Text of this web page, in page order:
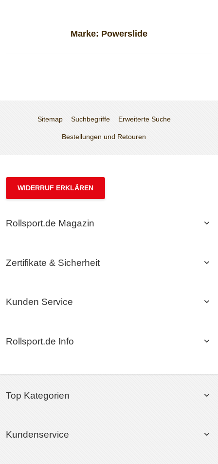
Marke: Powerslide
Sitemap Suchbegriffe Erweiterte Suche
Bestellungen und Retouren
WIDERRUF ERKLÄREN
Rollsport.de Magazin
Zertifikate & Sicherheit
Kunden Service
Rollsport.de Info
Top Kategorien
Kundenservice